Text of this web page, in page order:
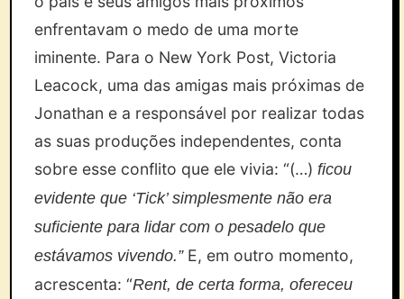
enfrentavam o medo de uma morte
iminente. Para o New York Post, Victoria
Leacock, uma das amigas mais próximas de
Jonathan e a responsável por realizar todas
as suas produções independentes, conta
sobre esse conflito que ele vivia: “(…)ficou
evidente que ‘Tick’ simplesmente não era
suficiente para lidar com o pesadelo que
estávamos vivendo.” E, em outro momento,
acrescenta: “Rent, de certa forma, ofereceu